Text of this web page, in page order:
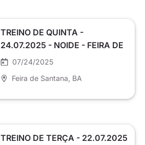
TREINO DE QUINTA -
24.07.2025 - NOIDE - FEIRA DE
SANTANA
07/24/2025
Feira de Santana , BA
TREINO DE TERÇA - 22.07.2025